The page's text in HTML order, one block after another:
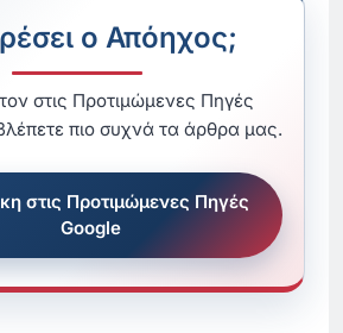
ο Απόηχος;
στις Προτιμώμενες Πηγές
πιο συχνά τα άρθρα μας.
στις Προτιμώμενες Πηγές
Google